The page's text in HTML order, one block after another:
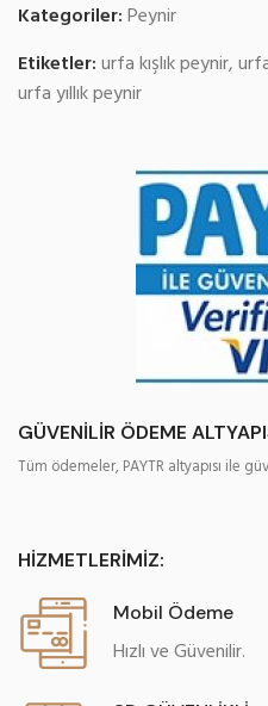
Kategoriler:Peynir
Etiketler:urfa kışlık peynir,
urfa yıllık peynir
GÜVENİLİR ÖDEME
Tüm ödemeler, PAYTR altyapısı ile
HİZMETLERİMİZ:
Mobil Ödeme
Hızlı ve Güvenilir.